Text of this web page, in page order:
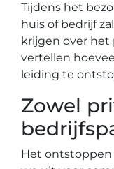
Tijdens het
huis of bedrijf
krijgen over het
vertellen
leiding te
Zowel
Het ontstoppen